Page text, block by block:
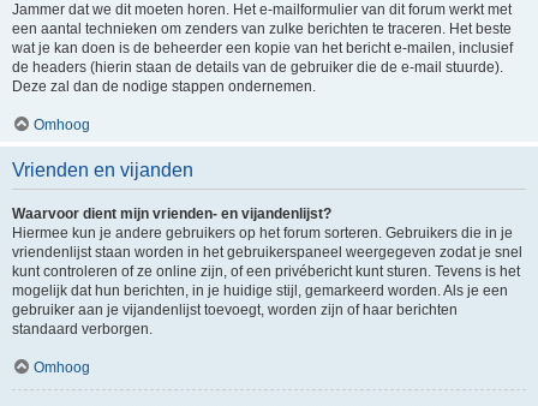
Jammer dat we dit moeten horen. Het e-mailformulier van dit forum werkt met
een aantal technieken om zenders van zulke berichten te traceren. Het beste
wat je kan doen is de beheerder een kopie van het bericht e-mailen, inclusief
de headers (hierin staan de details van de gebruiker die de e-mail stuurde).
Deze zal dan de nodige stappen ondernemen.
Omhoog
Vrienden en vijanden
Waarvoor dient mijn vrienden- en vijandenlijst?
Hiermee kun je andere gebruikers op het forum sorteren. Gebruikers die in je
vriendenlijst staan worden in het gebruikerspaneel weergegeven zodat je snel
kunt controleren of ze online zijn, of een privébericht kunt sturen. Tevens is het
mogelijk dat hun berichten, in je huidige stijl, gemarkeerd worden. Als je een
gebruiker aan je vijandenlijst toevoegt, worden zijn of haar berichten
standaard verborgen.
Omhoog